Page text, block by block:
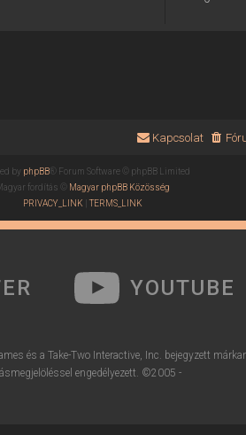
Kapcsolat
by phpBB® Forum Software © phpBB Limited
fordítás © Magyar phpBB Közösség
PRIVACY_LINK |TERMS_LINK
YOUTUBE
és a Take-Two Interactive, Inc. bejegyzett
engedélyezett. ©2005 -